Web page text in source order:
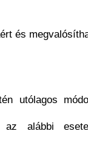
és
utólagos
alábbi